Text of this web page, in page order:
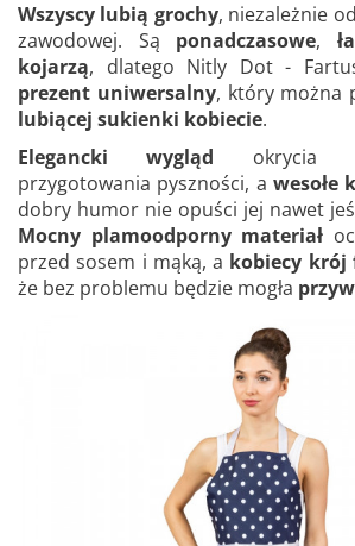
Wszyscy lubią grochy, niezależnie
zawodowej. Są ponadczasowe,
kojarzą, dlatego Nitly Dot -
prezent uniwersalny, który można
lubiącej sukienki kobiecie.
Elegancki wygląd okrycia
przygotowania pyszności, a wesołe
dobry humor nie opuści jej nawet
Mocny plamoodporny materiał
przed sosem i mąką, a kobiecy krój
że bez problemu będzie mogła